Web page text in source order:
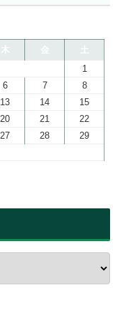
木 金
土
1
6 7
8
13 14
15
20 21
22
27 28
29